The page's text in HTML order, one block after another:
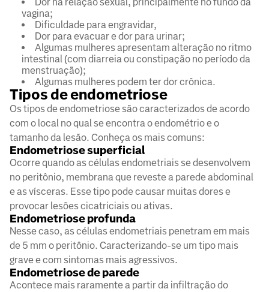
Dor na relação sexual, principalmente no fundo da
vagina;
Dificuldade para engravidar,
Dor para evacuar e dor para urinar;
Algumas mulheres apresentam alteração no ritmo
intestinal (com diarreia ou constipação no período da
menstruação);
Algumas mulheres podem ter dor crônica.
Tipos de endometriose
Os tipos de endometriose são caracterizados de acordo
com o local no qual se encontra o endométrio e o
tamanho da lesão. Conheça os mais comuns:
Endometriose superficial
Ocorre quando as células endometriais se desenvolvem
no peritônio, membrana que reveste a parede abdominal
e as vísceras. Esse tipo pode causar muitas dores e
provocar lesões cicatriciais ou ativas.
Endometriose profunda
Nesse caso, as células endometriais penetram em mais
de 5 mm o peritônio. Caracterizando-se um tipo mais
grave e com sintomas mais agressivos.
Endometriose de parede
Acontece mais raramente a partir da infiltração do